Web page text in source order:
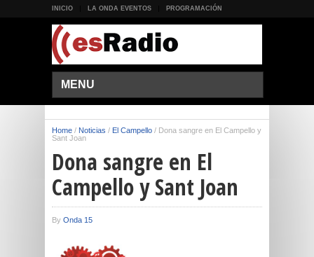
INICIO LA ONDA EVENTOS PROGRAMACIÓN
MENU
Home / Noticias / El Campello / Dona sangre en El Campello y
Sant Joan
Dona sangre en El
Campello y Sant Joan
By Onda 15